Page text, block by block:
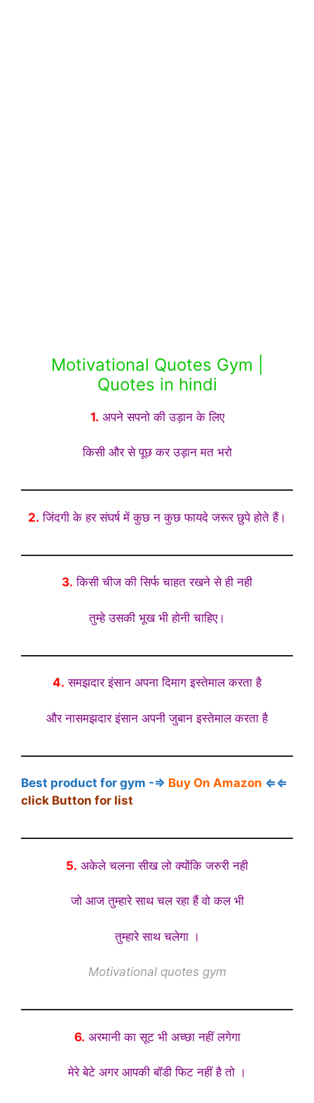
Motivational Quotes Gym |
Quotes in hindi
1. अपने सपनो की उड़ान के लिए
किसी और से पूछ कर उड़ान मत भरो
2. जिंदगी के हर संघर्ष में कुछ न कुछ फायदे जरूर छुपे होते हैं।
3. किसी चीज की सिर्फ चाहत रखने से ही नही
तुम्हे उसकी भूख भी होनी चाहिए।
4. समझदार इंसान अपना दिमाग इस्तेमाल करता है
और नासमझदार इंसान अपनी जुबान इस्तेमाल करता है
Best product for gym -⇒ Buy On Amazon ⇐⇐
click Button for list
5. अकेले चलना सीख लो क्योंकि जरुरी नही
जो आज तुम्हारे साथ चल रहा हैं वो कल भी
तुम्हारे साथ चलेगा ।
Motivational quotes gym
6. अरमानी का सूट भी अच्छा नहीं लगेगा
मेरे बेटे अगर आपकी बॉडी फिट नहीं है तो ।